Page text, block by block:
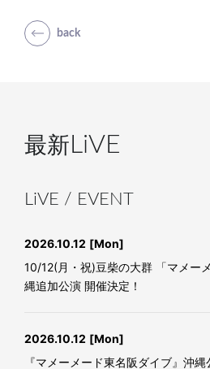
back
最新LiVE
LiVE / EVENT
2026.10.12 [Mon]
10/12(月・祝)豆柴の大群 「マメー
縄追加公演 開催決定！
2026.10.12 [Mon]
『マメーメード東名阪ダイブ』沖